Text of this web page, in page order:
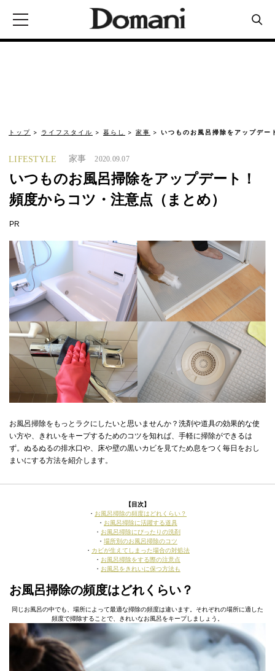
トップ ライフスタイル 暮らし 家事 いつものお風呂掃除をアップデ
LIFESTYLE 家事 2020.09.07
いつものお風呂掃除をアップデート！
頻度からコツ・注意点（まとめ）
PR
お風呂掃除をもっとラクにしたいと思いませんか？洗剤や道具の効果的な使
い方や、きれいをキープするためのコツを知れば、手軽に掃除ができるは
ず。ぬるぬるの排水口や、床や壁の黒いカビを見てため息をつく毎日をおし
まいにする方法を紹介します。
【目次】
・ お風呂掃除の頻度はどれくらい？
・ お風呂掃除に活躍する道具
・ お風呂掃除にぴったりの洗剤
・ 場所別のお風呂掃除のコツ
・ カビが生えてしまった場合の対処法
・ お風呂掃除をする際の注意点
・ お風呂をきれいに保つ方法も
お風呂掃除の頻度はどれくらい？
同じお風呂の中でも、場所によって最適な掃除の頻度は違います。それぞれの場所に適した
頻度で掃除することで、きれいなお風呂をキープしましょう。